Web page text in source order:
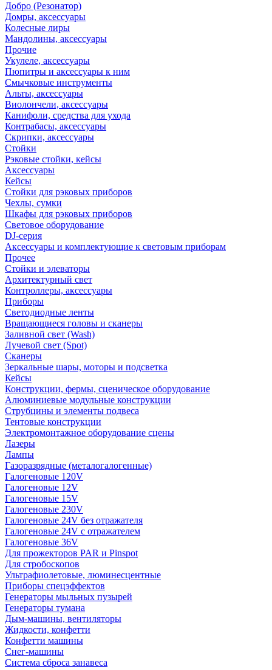
Добро (Резонатор)
Домры, аксессуары
Колесные лиры
Мандолины, аксессуары
Прочие
Укулеле, аксессуары
Пюпитры и аксессуары к ним
Смычковые инструменты
Альты, аксессуары
Виолончели, аксессуары
Канифоли, средства для ухода
Контрабасы, аксессуары
Скрипки, аксессуары
Стойки
Рэковые стойки, кейсы
Аксессуары
Кейсы
Стойки для рэковых приборов
Чехлы, сумки
Шкафы для рэковых приборов
Световое оборудование
DJ-серия
Аксессуары и комплектующие к световым приборам
Прочее
Стойки и элеваторы
Архитектурный свет
Контроллеры, аксессуары
Приборы
Светодиодные ленты
Вращающиеся головы и сканеры
Заливной свет (Wash)
Лучевой свет (Spot)
Сканеры
Зеркальные шары, моторы и подсветка
Кейсы
Конструкции, фермы, сценическое оборудование
Алюминиевые модульные конструкции
Струбцины и элементы подвеса
Тентовые конструкции
Электромонтажное оборудование сцены
Лазеры
Лампы
Газоразрядные (металогалогенные)
Галогеновые 120V
Галогеновые 12V
Галогеновые 15V
Галогеновые 230V
Галогеновые 24V без отражателя
Галогеновые 24V с отражателем
Галогеновые 36V
Для прожекторов PAR и Pinspot
Для стробоскопов
Ультрафиолетовые, люминесцентные
Приборы спецэффектов
Генераторы мыльных пузырей
Генераторы тумана
Дым-машины, вентиляторы
Жидкости, конфетти
Конфетти машины
Снег-машины
Система сброса занавеса